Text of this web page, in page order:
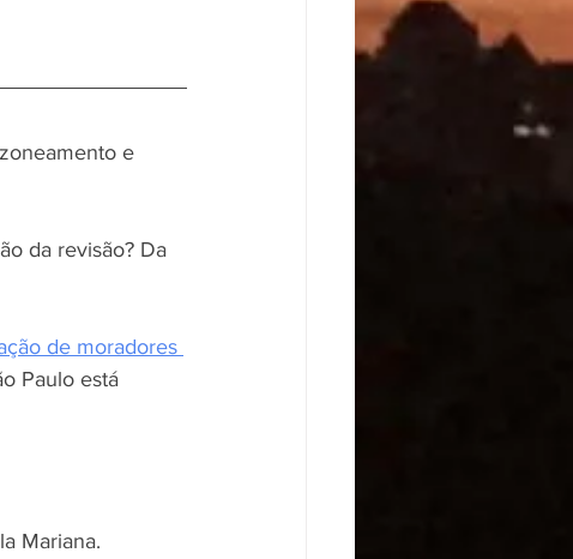
e
da revisão? Da
de moradores
Paulo está
Mariana.